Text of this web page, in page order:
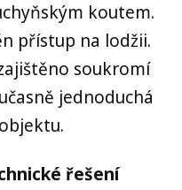
koutem.
přístup na lodžii.
soukromí
jednoduchá
řešení